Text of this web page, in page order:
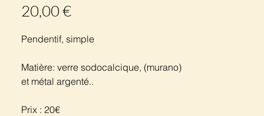
20,00 €Prix
Pendentif, simple
Matière: verre sodocalcique, (murano)
et métal argenté..
Prix : 20€